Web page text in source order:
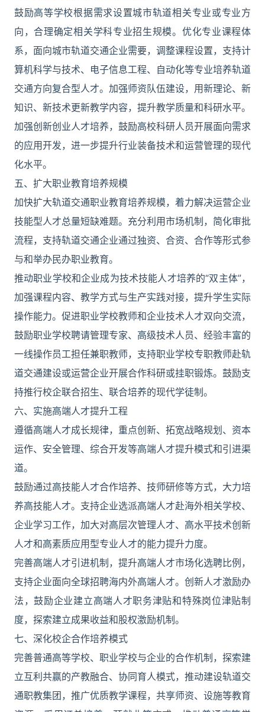
鼓励高等学校根据需求设置城市轨道相关专业或专业方
向，合理确定相关学科专业招生规模。优化专业课程体
系，面向城市轨道交通企业需要，调整课程设置，支持计
算机科学与技术、电子信息工程、自动化等专业培养轨道
交通方向复合型人才。加强师资队伍建设，用新理论、新
知识、新技术更新教学内容，提升教学质量和科研水平。
加强创新创业人才培养，鼓励高校科研人员开展面向需求
的应用开发，进一步提升行业装备技术和运营管理的现代
化水平。
五、扩大职业教育培养规模
加快扩大轨道交通职业教育培养规模，着力解决运营企业
技能型人才总量短缺难题。充分利用市场机制，简化审批
流程，支持轨道交通企业通过独资、合资、合作等形式参
与和举办民办职业教育。
推动职业学校和企业成为技术技能人才培养的“双主体”，
加强课程内容、教学方式与生产实践对接，提升学生实际
操作能力。促进职业学校教师和企业技术人才双向交流，
鼓励职业学校聘请管理专家、高级技术人员、经验丰富的
一线操作员工担任兼职教师，支持职业学校专职教师赴轨
道交通建设或运营企业开展合作科研或挂职锻炼。鼓励支
持推行校企联合招生、联合培养的现代学徒制。
六、实施高端人才提升工程
遵循高端人才成长规律，重点创新、拓宽战略规划、资本
运作、安全管理、综合开发等高端人才提升模式和引进渠
道。
鼓励通过高技能人才合作培养、技师研修等方式，大力培
养高技能人才。支持企业选派高端人才赴海外相关学校、
企业学习工作，加大对高层次管理人才、高水平技术创新
人才和高素质应用型专业人才的能力提升力度。
完善高端人才引进机制，提升高端人才市场化选聘比例，
支持企业面向全球招聘海内外高端人才。创新人才激励办
法，鼓励企业建立高端人才职务津贴和特殊岗位津贴制
度，探索建立成果收益和股权激励机制。
七、深化校企合作培养模式
完善普通高等学校、职业学校与企业的合作机制，探索建
立互利共赢的产教融合、协同育人模式，推动建设轨道交
通职教集团，推广优质教学课程，共享师资、设施等教育